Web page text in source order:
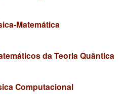
Matemática
da Teoria Quântica
Computacional